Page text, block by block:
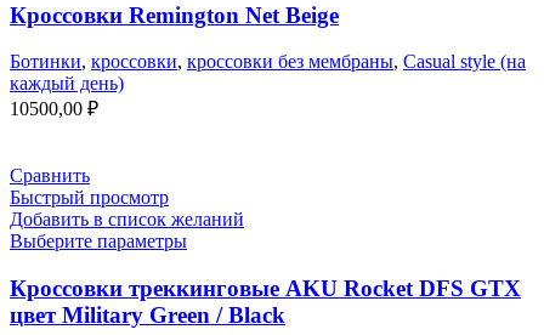
Кроссовки Remington Net Beige
Ботинки, кроссовки, кроссовки без мембраны, Casual style (на
каждый день)
10500,00 ₽
Сравнить
Быстрый просмотр
Добавить в список желаний
Выберите параметры
Кроссовки треккинговые AKU Rocket DFS GTX
цвет Military Green / Black